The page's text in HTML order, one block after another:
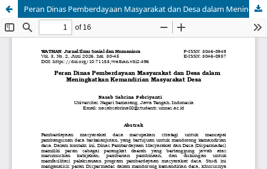
Peran Dinas Pemberdayaan Masyarakat dan Desa dalam Meningkatkan Kemandirian Masyarakat Desa